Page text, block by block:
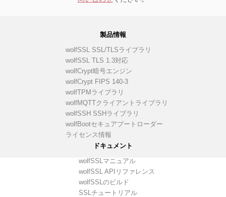
製品情報
wolfSSL SSL/TLSライブラリ
wolfSSL TLS 1.3対応
wolfCrypt暗号エンジン
wolfCrypt FIPS 140-3
wolfTPMライブラリ
wolfMQTTクライアントライブラリ
wolfSSH SSHライブラリ
wolfBootセキュアブートローダー
ライセンス情報
ドキュメント
wolfSSLマニュアル
wolfSSL APIリファレンス
wolfSSLのビルド
SSLチュートリアル